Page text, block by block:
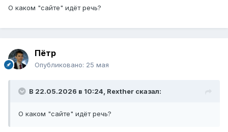
О каком "сайте" идёт речь?
Пётр
Опубликовано: 25 мая
В 22.05.2026 в 10:24, Rexther сказал:
О каком "сайте" идёт речь?